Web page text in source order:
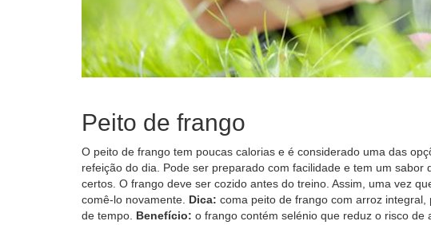
Peito de frango
O peito de frango tem poucas calorias e é considerado uma das
refeição do dia. Pode ser preparado com facilidade e tem um
certos. O frango deve ser cozido antes do treino. Assim, uma vez
comê-lo novamente. Dica: coma peito de frango com arroz
de tempo. Benefício: o frango contém selénio que reduz o risco